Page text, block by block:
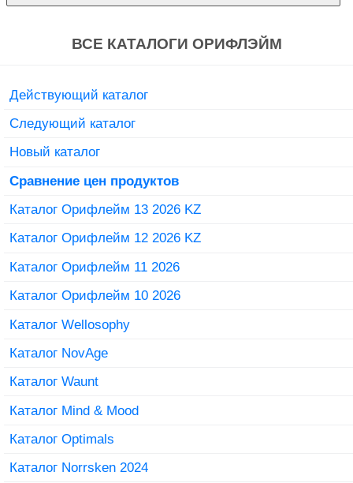
ВСЕ КАТАЛОГИ ОРИФЛЭЙМ
Действующий каталог
Следующий каталог
Новый каталог
Сравнение цен продуктов
Каталог Орифлейм 13 2026 KZ
Каталог Орифлейм 12 2026 KZ
Каталог Орифлейм 11 2026
Каталог Орифлейм 10 2026
Каталог Wellosophy
Каталог NovAge
Каталог Waunt
Каталог Mind & Mood
Каталог Optimals
Каталог Norrsken 2024